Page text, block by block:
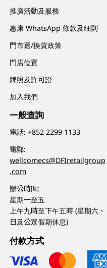
推廣活動及服務
惠康 WhatsApp 條款及細則
門市退/換貨政策
門店位置
牌照及許可證
加入我們
一般查詢
電話:+852 2299 1133
電郵:
wellcomecs@DFIretailgroup
.com
辦公時間:
星期一至五
上午九時至下午五時 (星期六、
日及公眾假期休息)
付款方式